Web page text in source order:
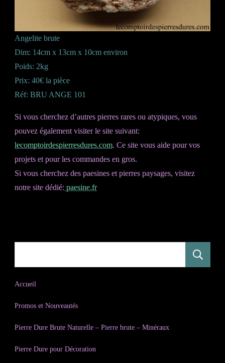
Angelite brute
Dim: 14cm x 13cm x 10cm environ
Poids: 2kg
Prix: 40€ la pièce
Réf: BRU ANGE 101
Si vous cherchez d’autres pierres rares ou atypiques, vous
pouvez également visiter le site suivant:
lecomptoirdespierresdures.com. Ce site vous aide pour vos
projets et pour les commandes en gros.
Si vous cherchez des paesines et pierres paysages, visitez
notre site dédié: paesine.fr
Accueil
Promos et Nouveautés
Pierre Dure Brute Naturelle – Pierre brute – Minéraux
Pierre Dure pour Décoration